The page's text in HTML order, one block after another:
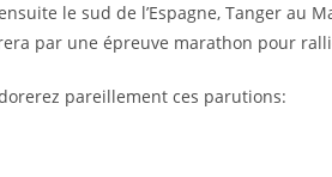
le sud de l’Espagne, Tanger au
par une épreuve marathon pour
pareillement ces parutions: